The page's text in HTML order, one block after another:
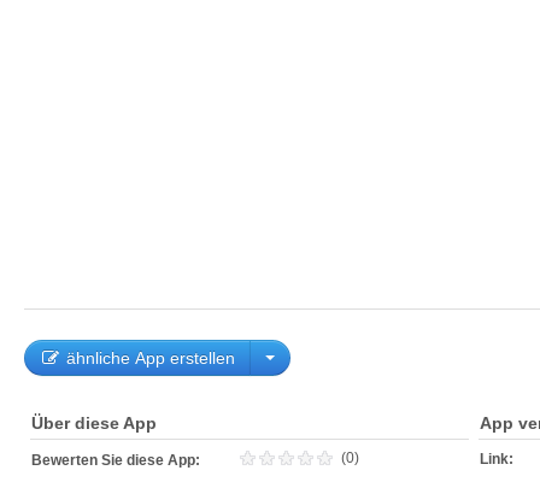
ähnliche App erstellen
Über diese App
Bewerten Sie diese App: (0)
App
Link: